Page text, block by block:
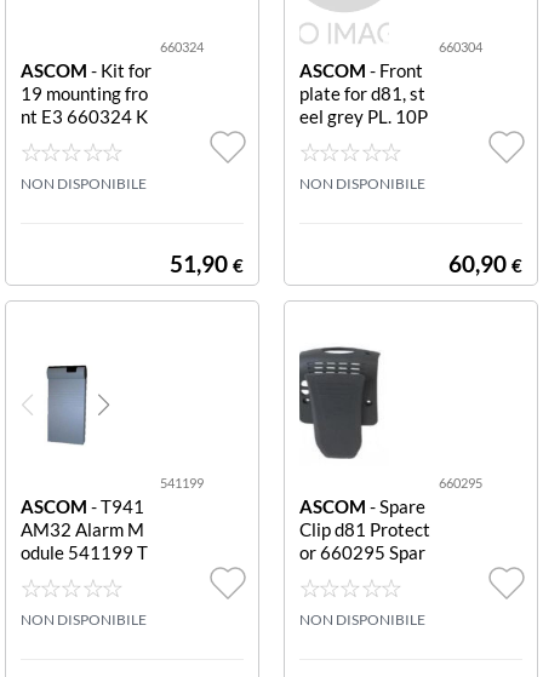
660324
ASCOM - Kit for
19 mounting fro
nt E3 660324 K
it for 19 mounti
ng front E3
NON DISPONIBILE
51,90 €
660304
ASCOM - Front
plate for d81, st
eel grey PL. 10P
CS 660304 Fron
t pl. d81 steel gr
ey,10pcs
NON DISPONIBILE
60,90 €
541199
ASCOM - T941
AM32 Alarm M
odule 541199 T
941AM32 ALA
RM MODUL
NON DISPONIBILE
660295
ASCOM - Spare
Clip d81 Protect
or 660295 Spar
e Clip d81 Prote
ctor
NON DISPONIBILE